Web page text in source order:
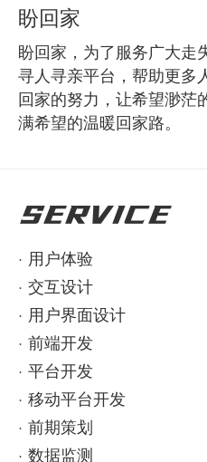
盼回家
盼回家，为了服务广大走
寻人寻亲平台，帮助更多
回家的努力，让希望渺茫
满希望的温暖回家路。
SERVICE
· 用户体验
· 交互设计
· 用户界面设计
· 前端开发
· 平台开发
· 移动平台开发
· 前期策划
· 数据监测